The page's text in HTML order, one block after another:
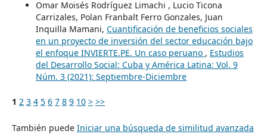
Omar Moisés Rodríguez Limachi , Lucio Ticona
Carrizales, Polan Franbalt Ferro Gonzales, Juan
Inquilla Mamani, Cuantificación de beneficios sociales
en un proyecto de inversión del sector educación bajo
el enfoque INVIERTE.PE. Un caso peruano , Estudios
del Desarrollo Social: Cuba y América Latina: Vol. 9
Núm. 3 (2021): Septiembre-Diciembre
1 2 3 4 5 6 7 8 9 10 > >>
También puede Iniciar una búsqueda de similitud avanzada